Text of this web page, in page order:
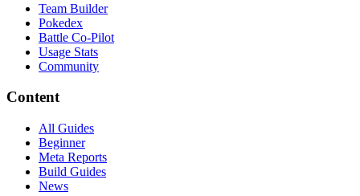
Team Builder
Pokedex
Battle Co-Pilot
Usage Stats
Community
Content
All Guides
Beginner
Meta Reports
Build Guides
News